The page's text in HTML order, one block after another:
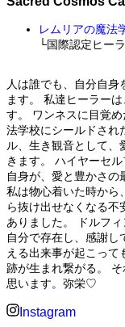
レムリアの魔法
└国際認定ヒー
人は誰でも、自分自
ます。 私達ヒーラー
す。 ワンネスに目覚
法学校にシールドされ
ル、生き観音として
きます。 ハイヤーセ
自身が、愛と豊かさの
私は物心着いた時から
ら抜け出せなくなる
ありました。 ドルフ
自分で存在し、感謝し
える出来事が起こっ
跡が生まれ繋がる。
思います。弥栄♡
Instagram